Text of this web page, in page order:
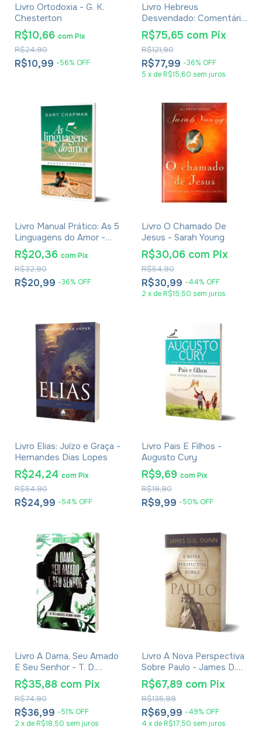
Livro Ortodoxia - G. K.
Chesterton
R$10,99 -56% OFF
R$24,90
R$10,66 comPix
Livro Hebreus
Desvendado: Comentário
Exegético e Teológico
Verso a Verso - Capítulos
1 a 6 - Odilon Moreira
R$77,99 -36% OFF
R$121,90
R$75,65 com Pix
5 x de R$15,60 sem juros
Livro Manual Prático: As 5
Linguagens do Amor -
Gary Chapman
R$20,99 -36% OFF
R$32,90
R$20,36 comPix
Livro O Chamado De
Jesus - Sarah Young
R$30,99 -44% OFF
R$54,90
R$30,06 com Pix
2 x de R$15,50 sem juros
Livro Elias: Juízo e Graça -
Hernandes Dias Lopes
R$24,99 -54% OFF
R$54,90
R$24,24 comPix
Livro Pais E Filhos -
Augusto Cury
R$9,99 -50% OFF
R$19,90
R$9,69 com Pix
Livro A Dama, Seu Amado
E Seu Senhor - T. D.
Jakes
R$36,99 -51% OFF
R$74,90
R$35,88 com Pix
2 x de R$18,50 sem juros
Livro A Nova Perspectiva
Sobre Paulo - James D.G.
Dunn
R$69,99 -49% OFF
R$135,99
R$67,89 com Pix
4 x de R$17,50 sem juros